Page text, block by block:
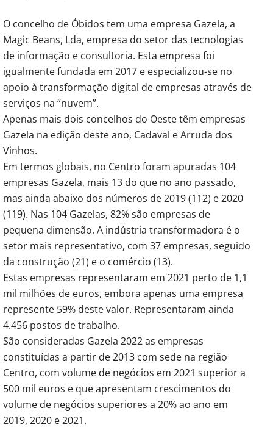
O concelho de Óbidos tem uma empresa Gazela, a
Magic Beans, Lda, empresa do setor das tecnologias
de informação e consultoria. Esta empresa foi
igualmente fundada em 2017 e especializou-se no
apoio à transformação digital de empresas através de
serviços na “nuvem”.
Apenas mais dois concelhos do Oeste têm empresas
Gazela na edição deste ano, Cadaval e Arruda dos
Vinhos.
Em termos globais, no Centro foram apuradas 104
empresas Gazela, mais 13 do que no ano passado,
mas ainda abaixo dos números de 2019 (112) e 2020
(119). Nas 104 Gazelas, 82% são empresas de
pequena dimensão. A indústria transformadora é o
setor mais representativo, com 37 empresas, seguido
da construção (21) e o comércio (13).
Estas empresas representaram em 2021 perto de 1,1
mil milhões de euros, embora apenas uma empresa
represente 59% deste valor. Representaram ainda
4.456 postos de trabalho.
São consideradas Gazela 2022 as empresas
constituídas a partir de 2013 com sede na região
Centro, com volume de negócios em 2021 superior a
500 mil euros e que apresentam crescimentos do
volume de negócios superiores a 20% ao ano em
2019, 2020 e 2021.